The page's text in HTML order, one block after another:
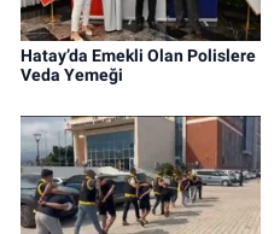
Hatay’da Emekli Olan Polislere
Veda Yemeği